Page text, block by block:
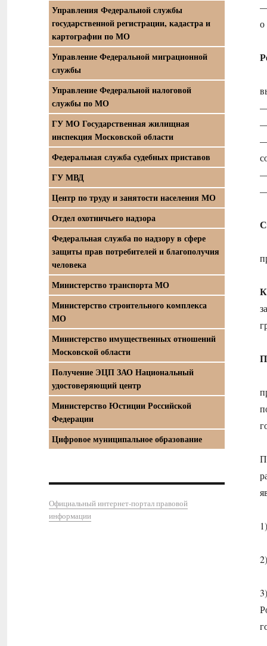
—
о
—
—
—
Управления Федеральной службы
государственной регистрации, кадастра и
картографии по МО
Управление Федеральной миграционной
службы
Управление Федеральной налоговой
службы по МО
ГУ МО Государственная жилищная
инспекция Московской области
Федеральная служба судебных приставов
ГУ МВД
Центр по труду и занятости населения МО
Отдел охотничьего надзора
Федеральная служба по надзору в сфере
защиты прав потребителей и благополучия
человека
Министерство транспорта МО
Министерство строительного комплекса
МО
Министерство имущественных отношений
Московской области
Получение ЭЦП ЗАО Национальный
удостоверяющий центр
Министерство Юстиции Российской
Федерации
Цифровое муниципальное образование
Официальный интернет-портал правовой
информации